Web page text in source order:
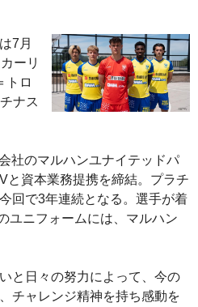
7月
ーリ
トロ
ナス
社のマルハンユナイテッドパ
と資本業務提携を締結。プラチ
回で3年連続となる。選手が着
ユニフォームには、マルハン
と日々の努力によって、今の
チャレンジ精神を持ち感動を